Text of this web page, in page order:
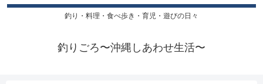
釣り・料理・食べ歩き・育児・遊びの日々
釣りごろ〜沖縄しあわせ生活〜